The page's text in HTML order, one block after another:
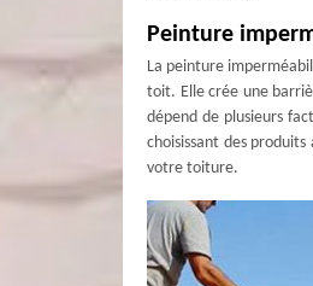
Peinture
La peinture
toit. Elle crée une
dépend de plusieurs
choisissant des
votre toiture.